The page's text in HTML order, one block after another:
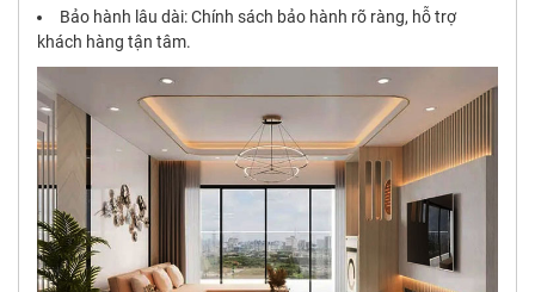
Bảo hành lâu dài: Chính sách bảo hành rõ ràng, hỗ trợ
khách hàng tận tâm.